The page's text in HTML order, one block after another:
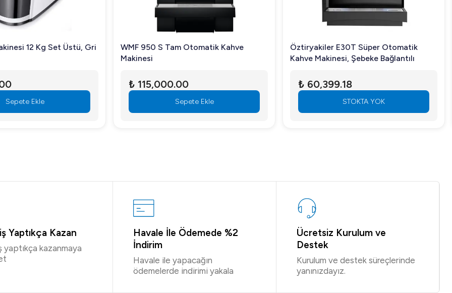
12 Kg Set Üstü, Gri
Sepete Ekle
WMF 950 S Tam Otomatik Kahve
Makinesi
₺ 115,000.00
Sepete Ekle
Öztiryakiler E30T Süper Otomatik
Kahve Makinesi, Şebeke Bağlantılı
₺ 60,399.18
STOKTA YOK
Yaptıkça Kazan
yaptıkça kazanmaya
Havale İle Ödemede %2
İndirim
Havale ile yapacağın
ödemelerde indirimi yakala
Ücretsiz Kurulum ve
Destek
Kurulum ve destek süreçlerinde
yanınızdayız.